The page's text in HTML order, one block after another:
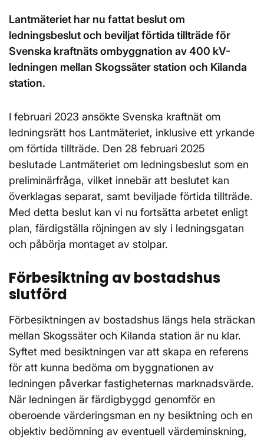
Lantmäteriet har nu fattat beslut om
ledningsbeslut och beviljat förtida tillträde för
Svenska kraftnäts ombyggnation av 400 kV-
ledningen mellan Skogssäter station och Kilanda
station.
I februari 2023 ansökte Svenska kraftnät om
ledningsrätt hos Lantmäteriet, inklusive ett yrkande
om förtida tillträde. Den 28 februari 2025
beslutade Lantmäteriet om ledningsbeslut som en
preliminärfråga, vilket innebär att beslutet kan
överklagas separat, samt beviljade förtida tillträde.
Med detta beslut kan vi nu fortsätta arbetet enligt
plan, färdigställa röjningen av sly i ledningsgatan
och påbörja montaget av stolpar.
Förbesiktning av bostadshus
slutförd
Förbesiktningen av bostadshus längs hela sträckan
mellan Skogssäter och Kilanda station är nu klar.
Syftet med besiktningen var att skapa en referens
för att kunna bedöma om byggnationen av
ledningen påverkar fastigheternas marknadsvärde.
När ledningen är färdigbyggd genomför en
oberoende värderingsman en ny besiktning och en
objektiv bedömning av eventuell värdeminskning,